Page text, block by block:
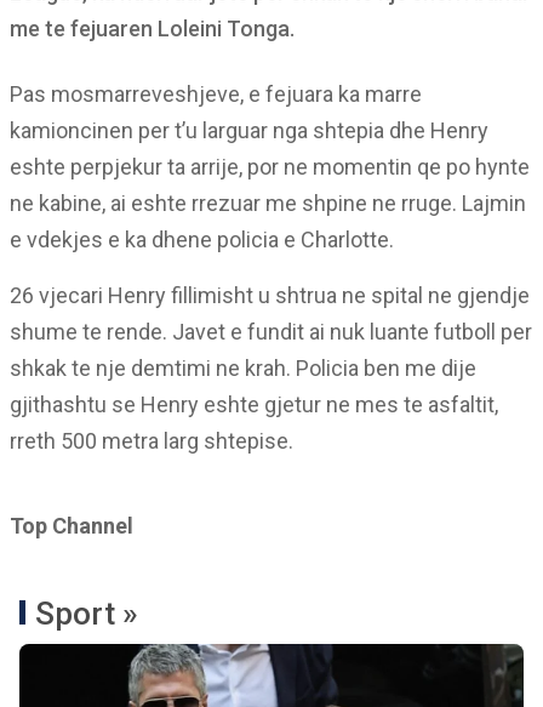
me te fejuaren Loleini Tonga.
Pas mosmarreveshjeve, e fejuara ka marre
kamioncinen per t’u larguar nga shtepia dhe Henry
eshte perpjekur ta arrije, por ne momentin qe po hynte
ne kabine, ai eshte rrezuar me shpine ne rruge. Lajmin
e vdekjes e ka dhene policia e Charlotte.
26 vjecari Henry fillimisht u shtrua ne spital ne gjendje
shume te rende. Javet e fundit ai nuk luante futboll per
shkak te nje demtimi ne krah. Policia ben me dije
gjithashtu se Henry eshte gjetur ne mes te asfaltit,
rreth 500 metra larg shtepise.
Top Channel
Sport »